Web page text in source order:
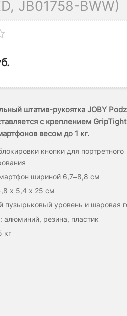
JB01758-BWW)
штатив-рукоятка JOBY
с креплением
весом до 1 кг.
кнопки для портретного
шириной 6,7–8,8 см
х 5,4 х 25 см
пузырьковый уровень и шаровая
алюминий, резина, пластик
кг